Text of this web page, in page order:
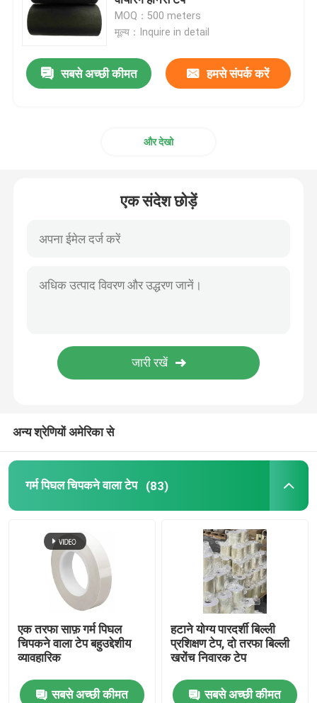
डबल पक्षीय फोम टेप
खिंचाव रिलीज चिपकने वाला टेप
फिल्म चिपकने वाला टेप
गर्म पिघल गोंद स्टिक
MOQ：500 meters
मूल्य：Inquire in detail
सबसे अच्छी कीमत हमसे संपर्क करें
और देखो
एक संदेश छोड़ें
अन्य श्रेणियों अमेरिका से
गर्म पिघल चिपकने वाला टेप (83)
एक तरफा साफ़ गर्म पिघल
चिपकने वाला टेप बहुउद्देशीय
व्यावहारिक
सबसे अच्छी कीमत
हटाने योग्य पारदर्शी बिल्ली
प्रशिक्षण टेप, दो तरफा बिल्ली
खरोंच निवारक टेप
सबसे अच्छी कीमत